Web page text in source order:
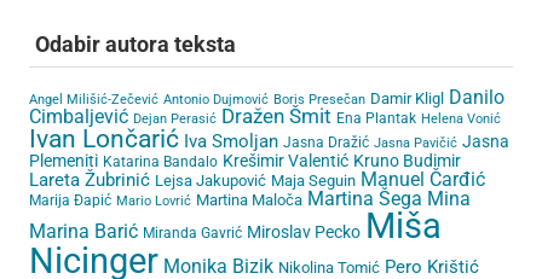
Odabir autora teksta
Angel Milišić-Zečević Antonio Dujmović Boris Presečan Damir Kligl Danilo
Cimbaljević Dejan Perasić Dražen Šmit Ena Plantak Helena Vonić
Ivan Lončarić Iva Smoljan Jasna Dražić Jasna Pavičić Jasna
Plemeniti Katarina Bandalo Krešimir Valentić Kruno Budimir
Lareta Žubrinić Lejsa Jakupović Maja Seguin Manuel Čarđić
Marija Đapić Mario Lovrić Martina Maloča Martina Šega Mina
Marina Barić Miranda Gavrić Miroslav Pecko Miša
Nicinger Monika Bizik Nikolina Tomić Pero Krištić